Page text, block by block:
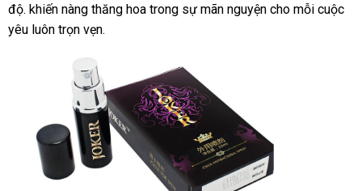
xứ
độnước
ngoài
. khiến nàng thăng hoa trong sự mãn nguyện cho mỗi cuộc
yêu luôn trọn vẹn.